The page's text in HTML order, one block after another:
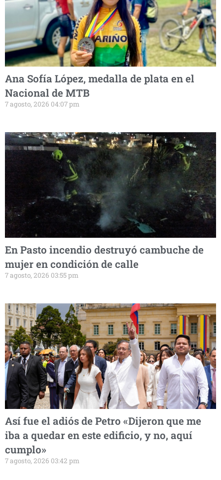
Ana Sofía López, medalla de plata en el
Nacional de MTB
7 agosto, 2026 04:07 pm
En Pasto incendio destruyó cambuche de
mujer en condición de calle
7 agosto, 2026 03:55 pm
Así fue el adiós de Petro «Dijeron que me
iba a quedar en este edificio, y no, aquí
cumplo»
7 agosto, 2026 03:42 pm